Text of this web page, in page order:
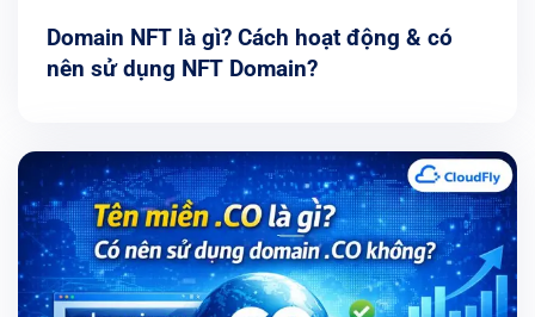
Domain NFT là gì? Cách hoạt động & có
nên sử dụng NFT Domain?